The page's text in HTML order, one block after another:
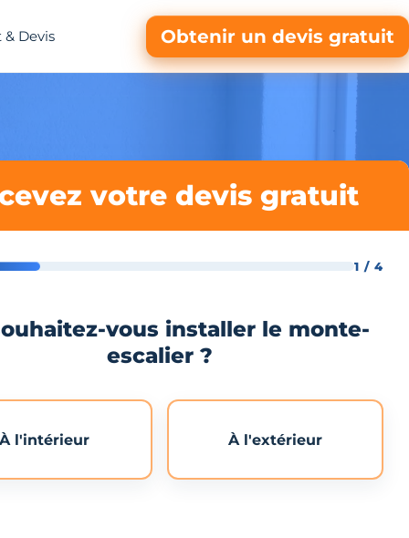
Devis Obtenir un devis gratuit
votre devis gratuit
1 / 4
vous installer le monte-
escalier ?
À l'intérieur À l'extérieur